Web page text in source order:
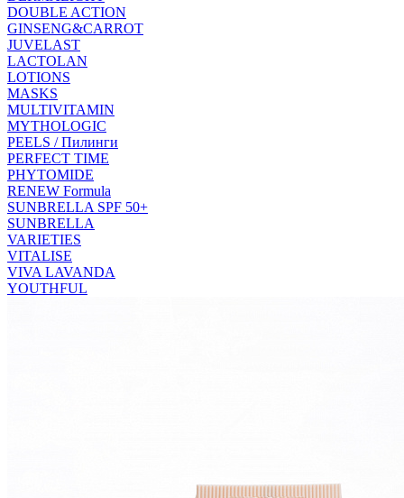
DOUBLE ACTION
GINSENG&CARROT
JUVELAST
LACTOLAN
LOTIONS
MASKS
MULTIVITAMIN
MYTHOLOGIC
PEELS / Пилинги
PERFECT TIME
PHYTOMIDE
RENEW Formula
SUNBRELLA SPF 50+
SUNBRELLA
VARIETIES
VITALISE
VIVA LAVANDA
YOUTHFUL